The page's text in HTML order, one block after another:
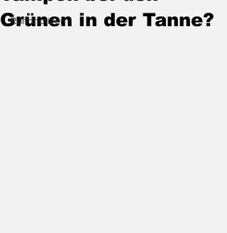
Randnotizen
Grünen in der Tanne?